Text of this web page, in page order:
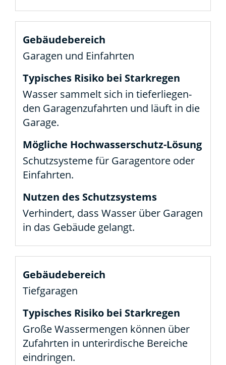
Gara­gen und Ein­fahr­ten
Was­ser sam­melt sich in tie­fer­lie­gen­
den Gara­gen­zu­fahr­ten und läuft in die
Gara­ge.
Schutz­sys­te­me für Gara­gen­to­re oder
Ein­fahr­ten.
Ver­hin­dert, dass Was­ser über Gara­gen
in das Gebäu­de gelangt.
Tief­ga­ra­gen
Gro­ße Was­ser­men­gen kön­nen über
Zufahr­ten in unter­ir­di­sche Berei­che
ein­drin­gen.